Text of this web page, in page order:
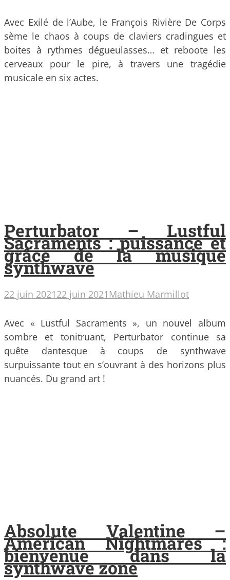
Avec Exilé de l’Aube, le François Rivière De Corps
sème le chaos à coups de claviers cradingues et
boites à rythmes dégueulasses… et reboote les
cerveaux pour le pire, à travers une tragédie
musicale en six actes.
Perturbator – Lustful
Sacraments : puissance et
grâce de la musique
synthwave
22 juin 202122 juin 2021 Mathieu Marmillot
Avec « Lustful Sacraments », un nouvel album
sombre et tonitruant, Perturbator continue sa
quête dantesque à coups de synthwave
surpuissante tout en s’ouvrant à des horizons plus
nuancés. Du grand art !
Absolute Valentine –
American Nightmares :
bienvenue dans la
synthwave zone